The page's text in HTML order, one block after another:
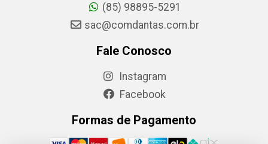
(85) 98895-5291
sac@comdantas.com.br
Fale Conosco
Instagram
Facebook
Formas de Pagamento